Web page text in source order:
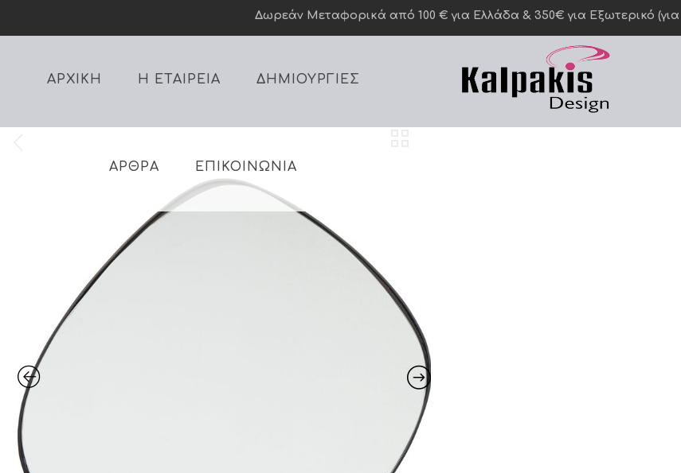
Δωρεάν Mεταφορικά από 100 € για Ελλάδα & 350€ για Eξωτερικό (για
ΑΡΧΙΚΗ Η ΕΤΑΙΡΕΙΑ ΔΗΜΙΟΥΡΓΙΕΣ
ΑΡΘΡΑ ΕΠΙΚΟΙΝΩΝΙΑ